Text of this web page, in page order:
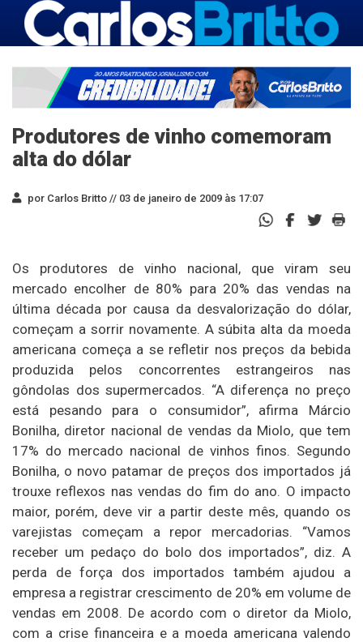
Produtores de vinho comemoram
alta do dólar
por Carlos Britto // 03 de janeiro de 2009 às 17:07
Os produtores de vinho nacional, que viram seu
mercado encolher de 80% para 20% das vendas na
última década por causa da desvalorização do dólar,
começam a sorrir novamente. A súbita alta da moeda
americana começa a se refletir nos preços da bebida
produzida pelos concorrentes estrangeiros nas
gôndolas dos supermercados. “A diferença no preço
está pesando para o consumidor”, afirma Márcio
Bonilha, diretor nacional de vendas da Miolo, que tem
17% do mercado nacional de vinhos finos. Segundo
Bonilha, o novo patamar de preços dos importados já
trouxe reflexos nas vendas do fim do ano. O impacto
maior, porém, deve vir a partir deste mês, quando os
varejistas começam a repor mercadorias. “Vamos
receber um pedaço do bolo dos importados”, diz. A
perda de força dos importados também ajudou a
empresa a registrar crescimento de 20% em volume de
vendas em 2008. De acordo com o diretor da Miolo,
com a crise financeira e a moeda americana valendo